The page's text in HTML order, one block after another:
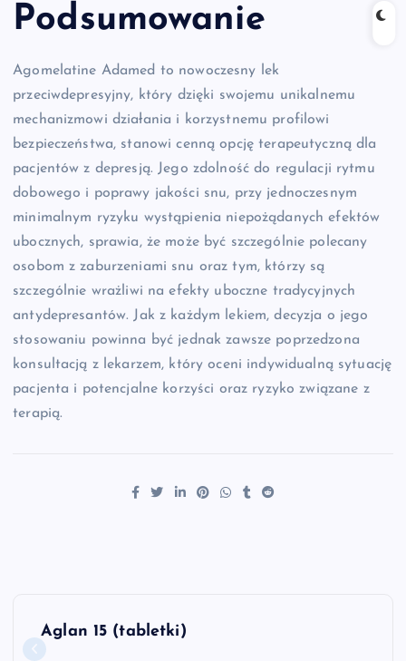
Podsumowanie
Agomelatine Adamed to nowoczesny lek
przeciwdepresyjny, który dzięki swojemu unikalnemu
mechanizmowi działania i korzystnemu profilowi
bezpieczeństwa, stanowi cenną opcję terapeutyczną dla
pacjentów z depresją. Jego zdolność do regulacji rytmu
dobowego i poprawy jakości snu, przy jednoczesnym
minimalnym ryzyku wystąpienia niepożądanych efektów
ubocznych, sprawia, że może być szczególnie polecany
osobom z zaburzeniami snu oraz tym, którzy są
szczególnie wrażliwi na efekty uboczne tradycyjnych
antydepresantów. Jak z każdym lekiem, decyzja o jego
stosowaniu powinna być jednak zawsze poprzedzona
konsultacją z lekarzem, który oceni indywidualną sytuację
pacjenta i potencjalne korzyści oraz ryzyko związane z
terapią.
Aglan 15 (tabletki)